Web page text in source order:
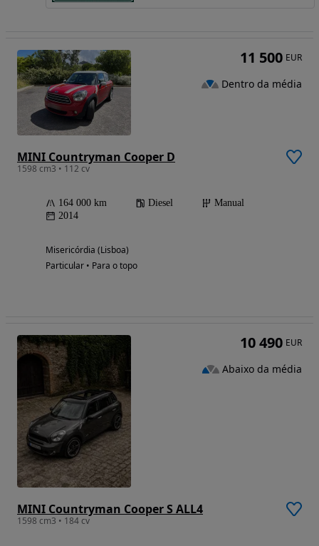
MINI Countryman Cooper D
1598 cm3 • 112 cv
164 000 km Diesel
Manual
2014
Misericórdia (Lisboa)
Particular • Para o topo
11 500 EUR
Dentro da média
MINI Countryman Cooper S ALL4
1598 cm3 • 184 cv
10 490 EUR
Abaixo da média